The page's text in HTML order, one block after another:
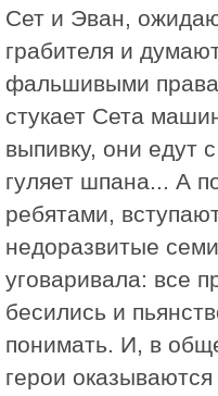
Сет и Эван,
грабителя и
фальшивыми
стукает Сета
выпивку, они едут
гуляет шпана... А
ребятами,
недоразвитые
уговаривала: все
бесились и
понимать. И, в
герои